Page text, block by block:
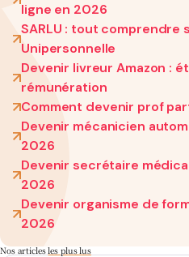
ligne en 2026
SARLU : tout comprendre
Unipersonnelle
Devenir livreur Amazon :
rémunération
Comment devenir prof
Devenir mécanicien
2026
Devenir secrétaire
2026
Devenir organisme de
2026
Nos articlesles plus lus